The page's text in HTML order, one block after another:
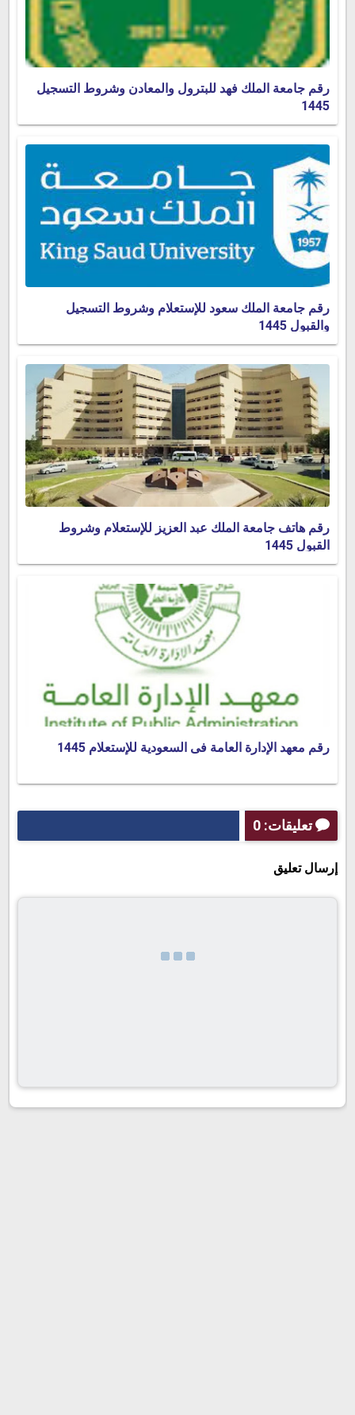
رقم جامعة الملك فهد للبترول والمعادن وشروط التسجيل
1445
رقم جامعة الملك سعود للإستعلام وشروط التسجيل
والقبول 1445
رقم هاتف جامعة الملك عبد العزيز للإستعلام وشروط
القبول 1445
رقم معهد الإدارة العامة فى السعودية للإستعلام 1445
تعليقات: 0
إرسال تعليق